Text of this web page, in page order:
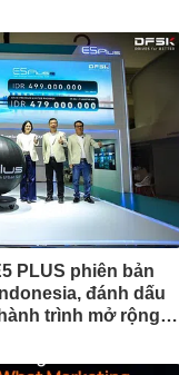
PLUS phiên bản
đánh dấu
trình mở rộng